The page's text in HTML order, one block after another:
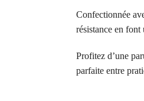
Confectionnée
résistance en
Profitez d’une
parfaite entre